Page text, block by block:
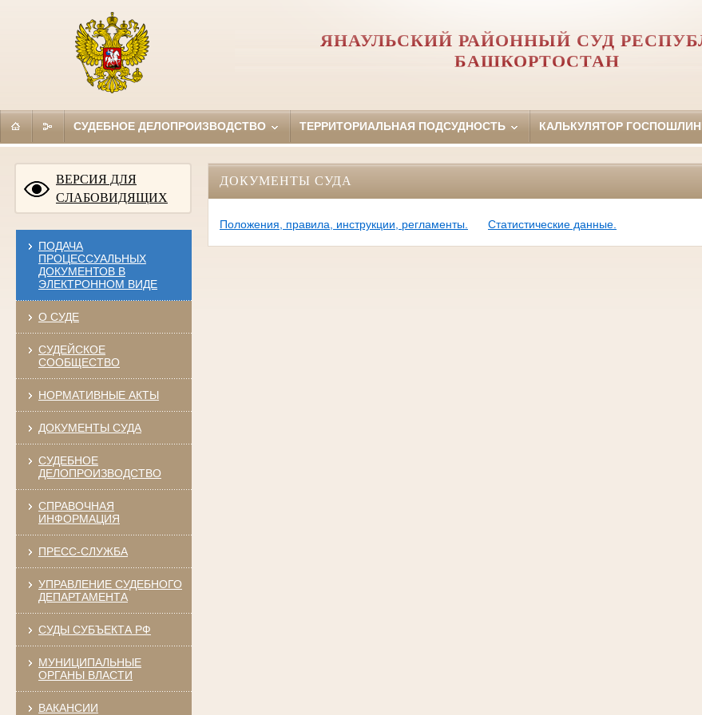
ЯНАУЛЬСКИЙ РАЙОННЫЙ СУД
БАШКОРТОСТАН
СУДЕБНОЕ ДЕЛОПРОИЗВОДСТВО ТЕРРИТОРИАЛЬНАЯ ПОДСУДНОСТЬ КАЛЬКУЛЯТОР
ВЕРСИЯ ДЛЯ
СЛАБОВИДЯЩИХ
ПОДАЧА
ПРОЦЕССУАЛЬНЫХ
ДОКУМЕНТОВ В
ЭЛЕКТРОННОМ ВИДЕ
О СУДЕ
СУДЕЙСКОЕ
СООБЩЕСТВО
НОРМАТИВНЫЕ АКТЫ
ДОКУМЕНТЫ СУДА
СУДЕБНОЕ
ДЕЛОПРОИЗВОДСТВО
СПРАВОЧНАЯ
ИНФОРМАЦИЯ
ПРЕСС-СЛУЖБА
УПРАВЛЕНИЕ СУДЕБНОГО
ДЕПАРТАМЕНТА
СУДЫ СУБЪЕКТА РФ
МУНИЦИПАЛЬНЫЕ
ОРГАНЫ ВЛАСТИ
ВАКАНСИИ
ДОКУМЕНТЫ СУДА
Положения, правила, инструкции, регламенты. Статистические данные.